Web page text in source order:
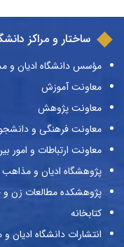
ساختار و مراکز
مؤسس دانشگاه ادیان و
معاونت آموزش
معاونت پژوهش
معاونت فرهنگی و
معاونت ارتباطات و امور
پژوهشگاه ادیان و مذاهب
پژوهشکده مطالعات زن و
کتابخانه
انتشارات دانشگاه ادیان